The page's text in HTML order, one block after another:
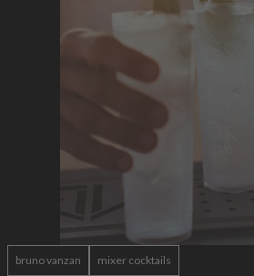
bruno vanzan mixer cocktails